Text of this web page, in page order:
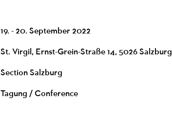
19. - 20. September 2022
St. Virgil, Ernst-Grein-Straße 14, 5026 Salzburg
Section Salzburg
Tagung / Conference